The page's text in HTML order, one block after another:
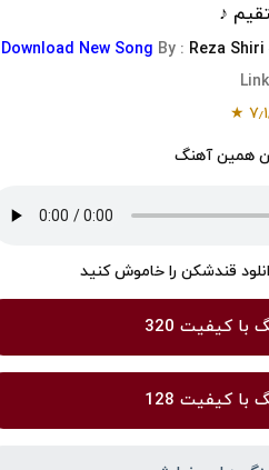
♪
Download New Song By : Reza Shiri
★
همین آهنگ
قندشکن را خاموش کنید
با کیفیت 320
با کیفیت 128